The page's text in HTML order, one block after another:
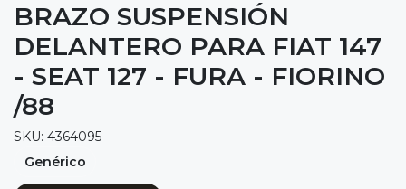
BRAZO SUSPENSIÓN
DELANTERO PARA FIAT 147
- SEAT 127 - FURA - FIORINO
/88
SKU: 4364095
Genérico